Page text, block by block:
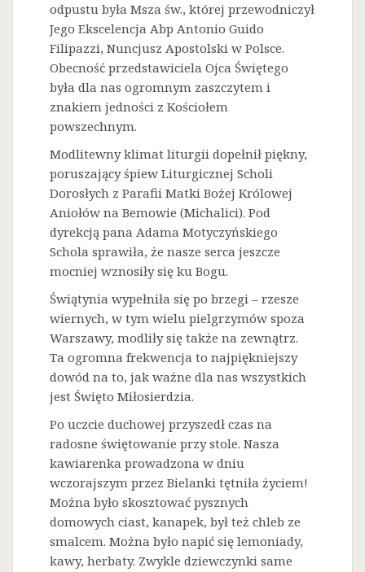
odpustu była Msza św., której przewodniczył
Jego Ekscelencja Abp Antonio Guido
Filipazzi, Nuncjusz Apostolski w Polsce.
Obecność przedstawiciela Ojca Świętego
była dla nas ogromnym zaszczytem i
znakiem jedności z Kościołem
powszechnym.
Modlitewny klimat liturgii dopełnił piękny,
poruszający śpiew Liturgicznej Scholi
Dorosłych z Parafii Matki Bożej Królowej
Aniołów na Bemowie (Michalici). Pod
dyrekcją pana Adama Motyczyńskiego
Schola sprawiła, że nasze serca jeszcze
mocniej wznosiły się ku Bogu.
Świątynia wypełniła się po brzegi – rzesze
wiernych, w tym wielu pielgrzymów spoza
Warszawy, modliły się także na zewnątrz.
Ta ogromna frekwencja to najpiękniejszy
dowód na to, jak ważne dla nas wszystkich
jest Święto Miłosierdzia.
Po uczcie duchowej przyszedł czas na
radosne świętowanie przy stole. Nasza
kawiarenka prowadzona w dniu
wczorajszym przez Bielanki tętniła życiem!
Można było skosztować pysznych
domowych ciast, kanapek, był też chleb ze
smalcem. Można było napić się lemoniady,
kawy, herbaty. Zwykle dziewczynki same